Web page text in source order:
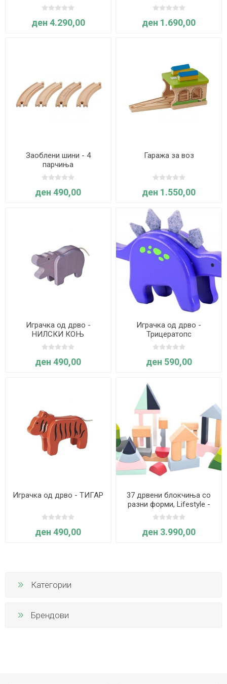
ден 4.290,00 ден 1.690,00
Заоблени шини - 4
парчиња
ден 490,00
Гаража за воз
ден 1.550,00
Играчка од дрво -
НИЛСКИ КОЊ
ден 490,00
Играчка од дрво -
Трицератопс
ден 590,00
Играчка од дрво - ТИГАР
ден 490,00
37 дрвени блокчиња со
разни форми, Lifestyle -
Ever Earth
ден 3.990,00
Категории
Брендови